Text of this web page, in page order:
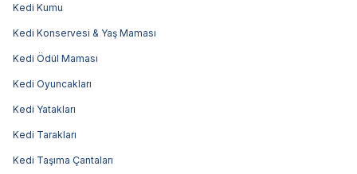
Kedi Kumu
Kedi Konservesi & Yaş Maması
Kedi Ödül Maması
Kedi Oyuncakları
Kedi Yatakları
Kedi Tarakları
Kedi Taşıma Çantaları